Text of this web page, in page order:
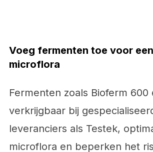
Voeg fermenten toe voor
microflora
Fermenten zoals Bioferm 600
verkrijgbaar bij
leveranciers als Testek,
microflora en beperken het